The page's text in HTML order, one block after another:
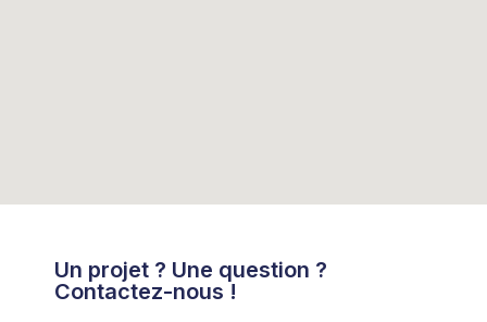
Un projet ? Une question ?
Contactez-nous !